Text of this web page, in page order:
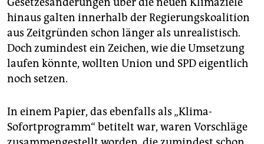
hinaus galten innerhalb der Regierungskoalition
aus Zeitgründen schon länger als unrealistisch.
Doch zumindest ein Zeichen, wie die Umsetzung
laufen könnte, wollten Union und SPD eigentlich
noch setzen.
In einem Papier, das ebenfalls als „Klima-
Sofortprogramm“ betitelt war, waren Vorschläge